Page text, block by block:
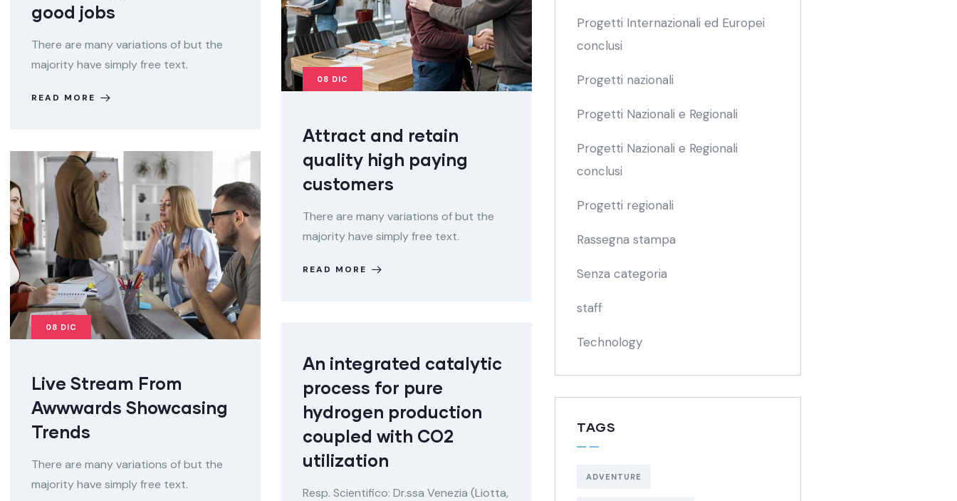
good jobs
There are many variations of but the
majority have simply free text.
READ MORE
08 DIC
Attract and retain
quality high paying
customers
There are many variations of but the
majority have simply free text.
READ MORE
08 DIC
Live Stream From
Awwwards Showcasing
Trends
There are many variations of but the
majority have simply free text.
An integrated catalytic
process for pure
hydrogen production
coupled with CO2
utilization
Resp. Scientifico: Dr.ssa Venezia (Liotta,
Progetti Internazionali ed Europei
conclusi
Progetti nazionali
Progetti Nazionali e Regionali
Progetti Nazionali e Regionali
conclusi
Progetti regionali
Rassegna stampa
Senza categoria
staff
Technology
TAGS
ADVENTURE